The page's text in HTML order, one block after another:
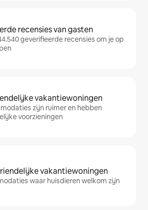
recensies van gasten
geverifieerde recensies om je op
vakantiewoningen
zijn ruimer en hebben
voorzieningen
vakantiewoningen
waar huisdieren welkom zijn